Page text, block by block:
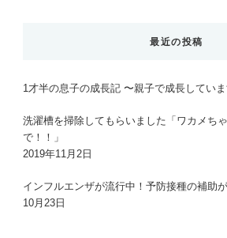
す
か
?
最近の投稿
1才半の息子の成長記 〜親子で成長してい
洗濯槽を掃除してもらいました「ワカメち
で！！」
2019年11月2日
インフルエンザが流行中！予防接種の補助
10月23日